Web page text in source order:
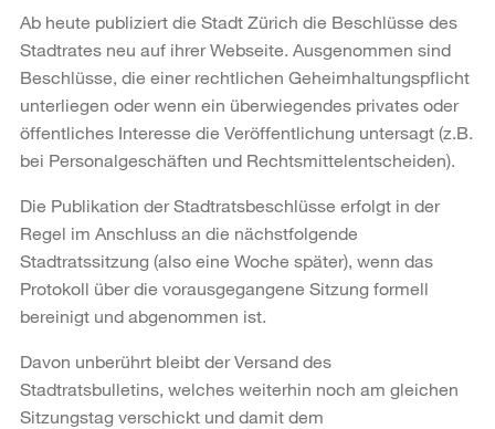
Ab heute publiziert die Stadt Zürich die Beschlüsse des
Stadtrates neu auf ihrer Webseite. Ausgenommen sind
Beschlüsse, die einer rechtlichen Geheimhaltungspflicht
unterliegen oder wenn ein überwiegendes privates oder
öffentliches Interesse die Veröffentlichung untersagt (z.B.
bei Personalgeschäften und Rechtsmittelentscheiden).
Die Publikation der Stadtratsbeschlüsse erfolgt in der
Regel im Anschluss an die nächstfolgende
Stadtratssitzung (also eine Woche später), wenn das
Protokoll über die vorausgegangene Sitzung formell
bereinigt und abgenommen ist.
Davon unberührt bleibt der Versand des
Stadtratsbulletins, welches weiterhin noch am gleichen
Sitzungstag verschickt und damit dem